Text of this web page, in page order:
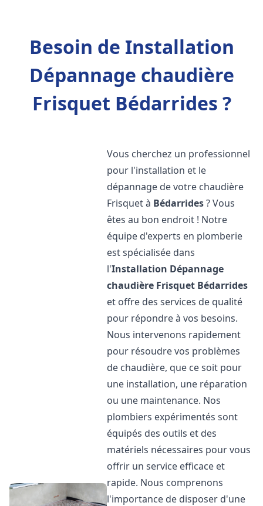
Besoin de Installation
Dépannage chaudière
Frisquet Bédarrides ?
Vous cherchez un professionnel
pour l'installation et le
dépannage de votre chaudière
Frisquet à Bédarrides? Vous
êtes au bon endroit ! Notre
équipe d'experts en plomberie
est spécialisée dans
l'Installation Dépannage
chaudière Frisquet Bédarrides
et offre des services de qualité
pour répondre à vos besoins.
Nous intervenons rapidement
pour résoudre vos problèmes
de chaudière, que ce soit pour
une installation, une réparation
ou une maintenance. Nos
plombiers expérimentés sont
équipés des outils et des
matériels nécessaires pour vous
offrir un service efficace et
rapide. Nous comprenons
l'importance de disposer d'une